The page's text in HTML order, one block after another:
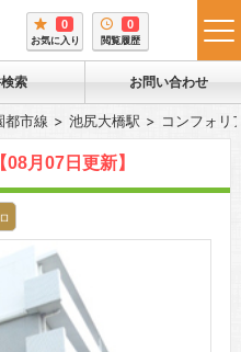
0
お気に入り
0
閲覧履歴
索 お問い合わせ
都市線 池尻大橋駅 コンフォリ
【08月07日更新】